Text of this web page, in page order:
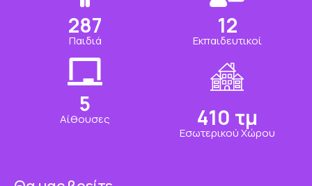
350
Παιδιά
15
Εκπαιδευτικοί
7
Αίθουσες 500 τμ
Εσωτερικού Χώρου